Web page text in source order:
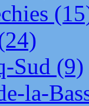
Sud (9)
la-